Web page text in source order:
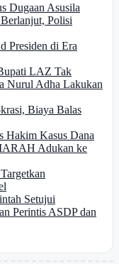
Dugaan Asusila
Polisi
Presiden di Era
LAZ Tak
Nurul Adha Lakukan
Biaya Balas
Hakim Kasus Dana
Adukan ke
Setujui
Perintis ASDP dan